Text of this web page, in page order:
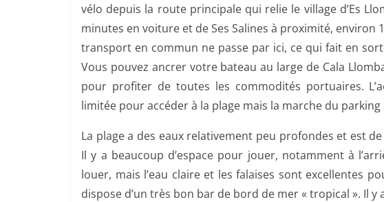
vélo depuis la route principale qui relie le village d’Es
minutes en voiture et de Ses Salines à proximité, environ
transport en commun ne passe par ici, ce qui fait en
Vous pouvez ancrer votre bateau au large de Cala
pour profiter de toutes les commodités portuaires.
limitée pour accéder à la plage mais la marche du parking
La plage a des eaux relativement peu profondes et est
Il y a beaucoup d’espace pour jouer, notamment à
louer, mais l’eau claire et les falaises sont excellentes
dispose d’un très bon bar de bord de mer « tropical ». Il